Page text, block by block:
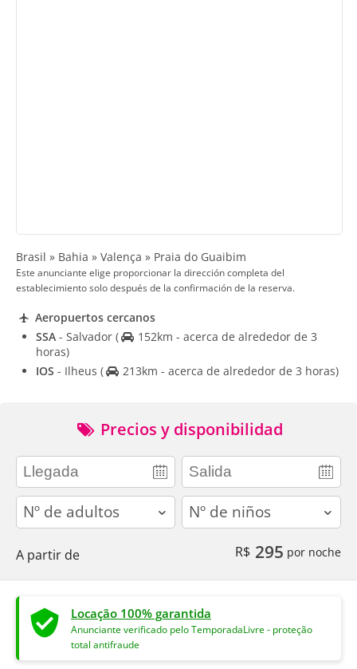
Brasil » Bahia » Valença » Praia do Guaibim
Este anunciante elige proporcionar la dirección completa del
establecimiento solo después de la confirmación de la reserva.
Aeropuertos cercanos
SSA - Salvador (
152km - acerca de alrededor de 3
horas)
IOS - Ilheus ( 213km - acerca de alrededor de 3 horas)
Precios y disponibilidad
adults children
A partir de R$ 295 por noche
Locação 100% garantida
Anunciante verificado pelo TemporadaLivre - proteção
total antifraude